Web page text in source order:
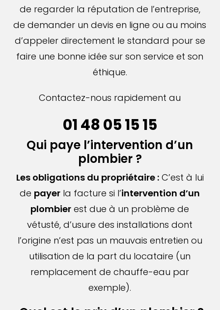
de regarder la réputation de l’entreprise,
de demander un devis en ligne ou au moins
d’appeler directement le standard pour se
faire une bonne idée sur son service et son
éthique.
Contactez-nous rapidement au
01 48 05 15 15
Qui paye l’intervention d’un
plombier ?
Les obligations du propriétaire :C’est à lui
de payer la facture si l’intervention d’un
plombier est due à un problème de
vétusté, d’usure des installations dont
l’origine n’est pas un mauvais entretien ou
utilisation de la part du locataire (un
remplacement de chauffe-eau par
exemple).